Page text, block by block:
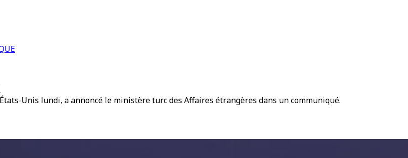
Unis lundi, a annoncé le ministère turc des Affaires étrangères dans un communiqué.